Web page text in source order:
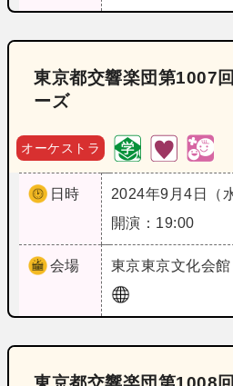
東京都交響楽団第1007
ーズ
オーケストラ
日時
2024年9月4日（
開演：19:00
会場 東京東京文化会